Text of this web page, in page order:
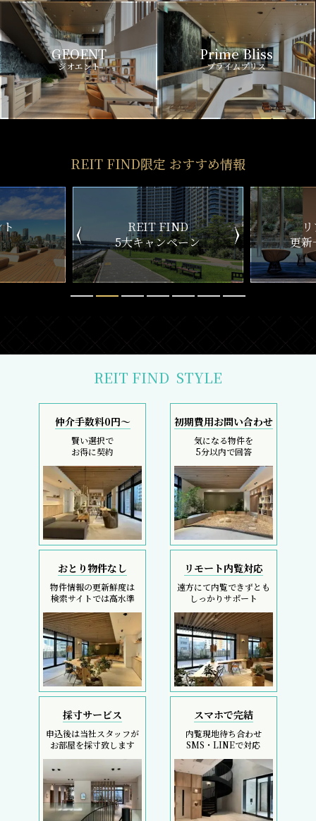
GEOENT
ジオエント
Prime Bliss
プライムブリス
REIT FIND限定 おすすめ情報
ン
リアルタイム
更新一覧チェック
新
REIT FIND STYLE
仲介手数料0円～
賢い選択で
お得に契約
初期費用お問い合わせ
気になる物件を
5分以内で回答
おとり物件なし
物件情報の更新鮮度は
検索サイトでは高水準
リモート内覧対応
遠方にて内覧できずとも
しっかりサポート
採寸サービス
申込後は当社スタッフが
お部屋を採寸致します
スマホで完結
内覧現地待ち合わせ
SMS・LINEで対応